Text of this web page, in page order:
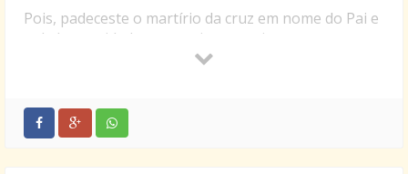
Pois, padeceste o martírio da cruz em nome do Pai e
pela humanidade, que muitas e muitas vezes
esquece disso. Esquecem de ti e do teu sacrifício.
aqueles que passam fome, quando ignoram os que
sofrem a dor da perda e da separação, quando usam
próximo, quando não lembram que uma palavra de